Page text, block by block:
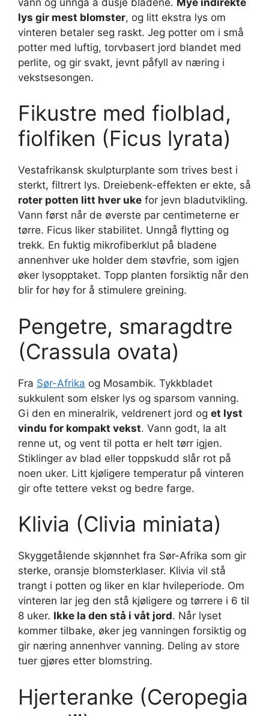
lys gir mest blomster, og litt ekstra lys om
vinteren betaler seg raskt. Jeg potter om i små
potter med luftig, torvbasert jord blandet med
perlite, og gir svakt, jevnt påfyll av næring i
vekstsesongen.
Fikustre med fiolblad,
fiolfiken (Ficus lyrata)
Vestafrikansk skulpturplante som trives best i
sterkt, filtrert lys. Dreiebenk-effekten er ekte, så
roter potten litt hver uke for jevn bladutvikling.
Vann først når de øverste par centimeterne er
tørre. Ficus liker stabilitet. Unngå flytting og
trekk. En fuktig mikrofiberklut på bladene
annenhver uke holder dem støvfrie, som igjen
øker lysopptaket. Topp planten forsiktig når den
blir for høy for å stimulere greining.
Pengetre, smaragdtre
(Crassula ovata)
Fra Sør-Afrika og Mosambik. Tykkbladet
sukkulent som elsker lys og sparsom vanning.
Gi den en mineralrik, veldrenert jord og et lyst
vindu for kompakt vekst. Vann godt, la alt
renne ut, og vent til potta er helt tørr igjen.
Stiklinger av blad eller toppskudd slår rot på
noen uker. Litt kjøligere temperatur på vinteren
gir ofte tettere vekst og bedre farge.
Klivia (Clivia miniata)
Skyggetålende skjønnhet fra Sør-Afrika som gir
sterke, oransje blomsterklaser. Klivia vil stå
trangt i potten og liker en klar hvileperiode. Om
vinteren lar jeg den stå kjøligere og tørrere i 6 til
8 uker. Ikke la den stå i våt jord. Når lyset
kommer tilbake, øker jeg vanningen forsiktig og
gir næring annenhver vanning. Deling av store
tuer gjøres etter blomstring.
Hjerteranke (Ceropegia